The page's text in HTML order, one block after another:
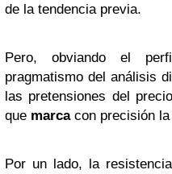
de la tendencia previa.
Pero, obviando el
pragmatismo del análisis
las pretensiones del
que marcacon precisión la
Por un lado, la